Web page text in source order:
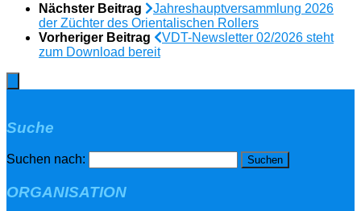
Nächster Beitrag
Jahreshauptversammlung 2026
der Züchter des Orientalischen Rollers
Vorheriger Beitrag
VDT-Newsletter 02/2026 steht
zum Download bereit
Suche
Suchen nach:
ORGANISATION